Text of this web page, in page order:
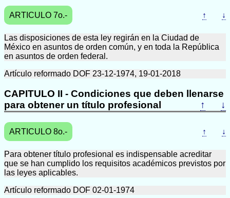
ARTICULO 7o.- ↑ ↓
Las disposiciones de esta ley regirán en la Ciudad de
México en asuntos de orden común, y en toda la República
en asuntos de orden federal.
Artículo reformado DOF 23-12-1974, 19-01-2018
CAPITULO II - Condiciones que deben llenarse
para obtener un título profesional
↑ ↓
ARTICULO 8o.- ↑ ↓
Para obtener título profesional es indispensable acreditar
que se han cumplido los requisitos académicos previstos por
las leyes aplicables.
Artículo reformado DOF 02-01-1974